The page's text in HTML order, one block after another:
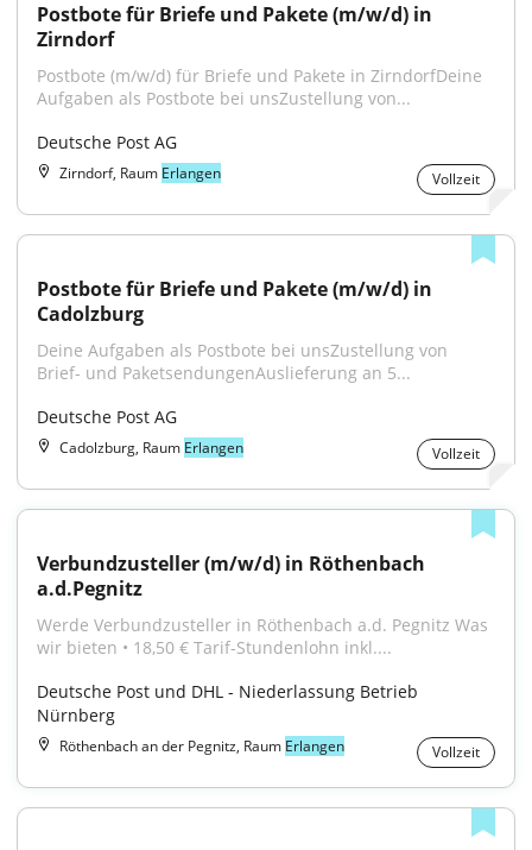
Postbote für Briefe und Pakete (m/w/d) in
Zirndorf
Postbote (m/w/d) für Briefe und Pakete in ZirndorfDeine
Aufgaben als Postbote bei unsZustellung von...
Deutsche Post AG
Zirndorf, Raum Erlangen Vollzeit
Postbote für Briefe und Pakete (m/w/d) in
Cadolzburg
Deine Aufgaben als Postbote bei unsZustellung von
Brief- und PaketsendungenAuslieferung an 5...
Deutsche Post AG
Cadolzburg, Raum Erlangen Vollzeit
Verbundzusteller (m/w/d) in Röthenbach
a.d.Pegnitz
Werde Verbundzusteller in Röthenbach a.d. Pegnitz Was
wir bieten • 18,50 € Tarif-Stundenlohn inkl....
Deutsche Post und DHL - Niederlassung Betrieb
Nürnberg
Röthenbach an der Pegnitz, Raum Erlangen Vollzeit